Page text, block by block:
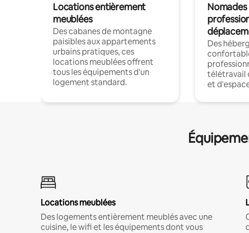
Locations entièrement
meublées
Des cabanes de montagne
paisibles aux appartements
urbains pratiques, ces
locations meublées offrent
tous les équipements d'un
logement standard.
Des
télétravail
et
Locations meublées
Des logements entièrement meublés avec une
cuisine, le wifi et les équipements dont vous